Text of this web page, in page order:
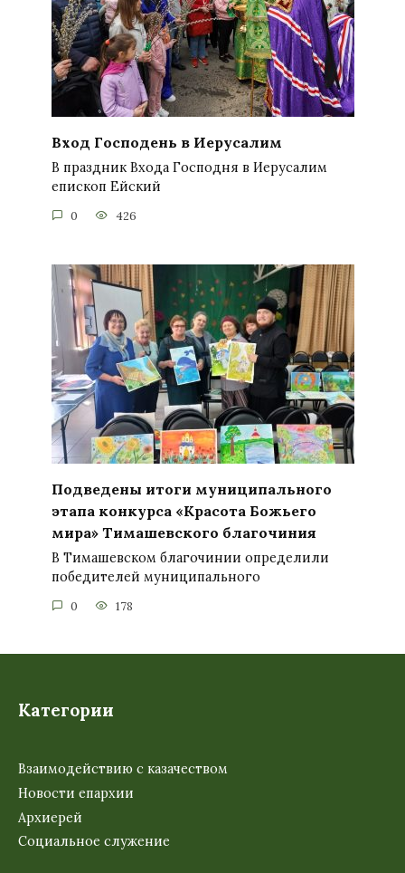
Вход Господень в Иерусалим
В праздник Входа Господня в Иерусалим
епископ Ейский
0 426
Подведены итоги муниципального
этапа конкурса «Красота Божьего
мира» Тимашевского благочиния
В Тимашевском благочинии определили
победителей муниципального
0 178
Категории
Взаимодействию с казачеством
Новости епархии
Архиерей
Социальное служение